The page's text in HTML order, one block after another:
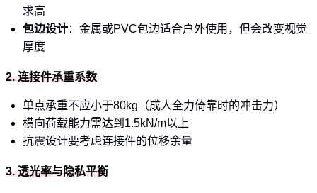
求高
包边设计：金属或PVC包边适合户外使用，但会改变视觉
厚度
2. 连接件承重系数
单点承重不应小于80kg（成人全力倚靠时的冲击力）
横向荷载能力需达到1.5kN/m以上
抗震设计要考虑连接件的位移余量
3. 透光率与隐私平衡